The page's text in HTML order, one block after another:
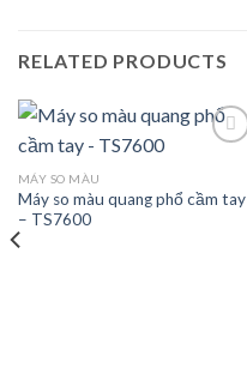
RELATED PRODUCTS
Add to
MÁY SO MÀU
Máy so màu quang phổ cầm tay
– TS7600